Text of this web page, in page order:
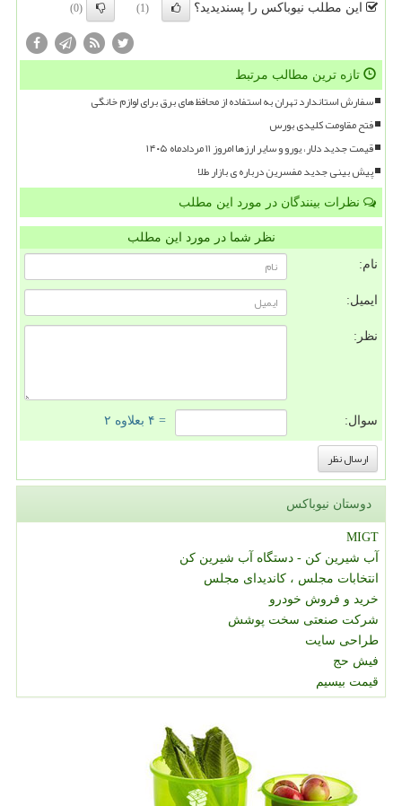
این مطلب نیوباکس را پسندیدید؟ (1)
(0)
تازه ترین مطالب مرتبط
سفارش استاندارد تهران به استفاده از محافظ های برق برای لوازم خانگی
فتح مقاومت کلیدی بورس
قیمت جدید دلار، یورو و سایر ارزها امروز ۱۱ مردادماه ۱۴۰۵
پیش بینی جدید مفسرین درباره ی بازار طلا
نظرات بینندگان در مورد این مطلب
نظر شما در مورد این مطلب
نام:
ایمیل:
نظر:
سوال: = ۴ بعلاوه ۲
دوستان نیوباکس
MIGT
آب شیرین کن - دستگاه آب شیرین کن
انتخابات مجلس ، کاندیدای مجلس
خرید و فروش خودرو
شرکت صنعتی سخت پوشش
طراحی سایت
فیش حج
قیمت بیسیم